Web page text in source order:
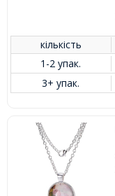
кількість
1-2 упак.
3+ упак.